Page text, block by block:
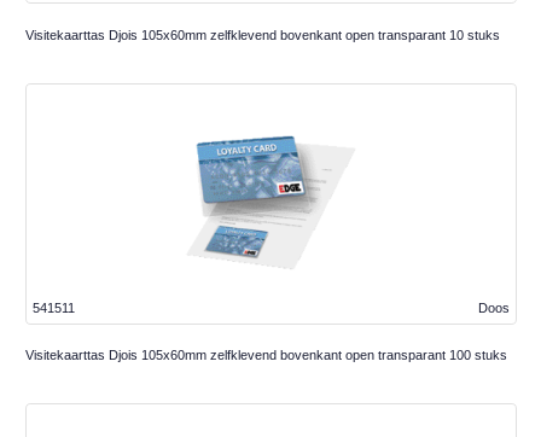
Visitekaarttas Djois 105x60mm zelfklevend bovenkant open transparant 10 stuks
Doos
541511
Visitekaarttas Djois 105x60mm zelfklevend bovenkant open transparant 100 stuks